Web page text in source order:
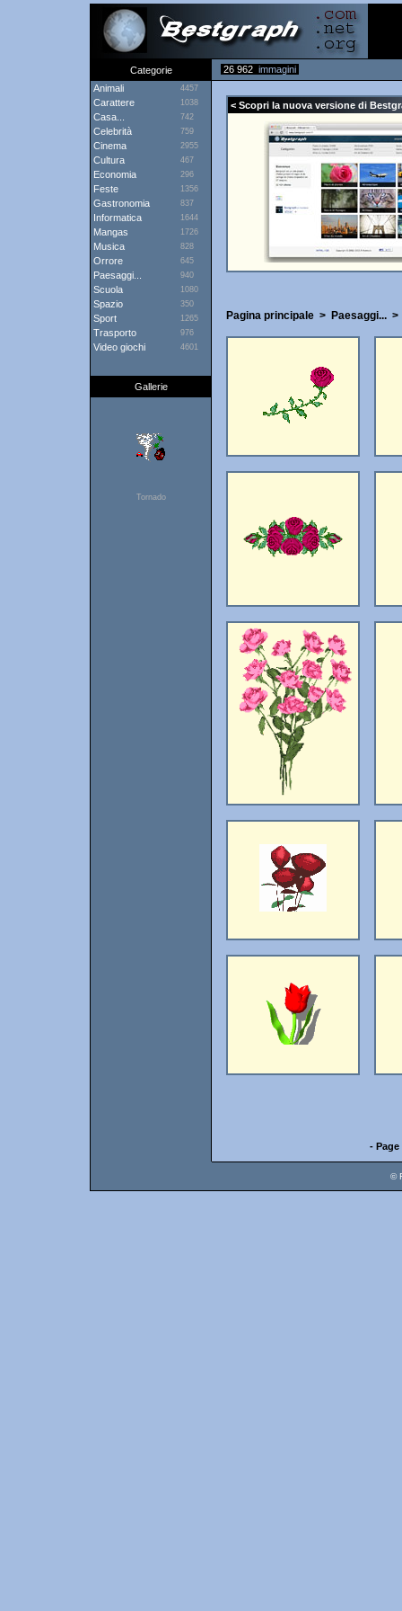
Categorie 26 962 immagini
Animali
4457
Carattere 1038
Casa... 742
Celebrità 759
Cinema 2955
Cultura 467
Economia 296
Feste 1356
Gastronomia 837
Informatica 1644
Mangas 1726
Musica 828
Orrore 645
Paesaggi... 940
Scuola 1080
Spazio 350
Sport 1265
Trasporto 976
Video giochi 4601
Gallerie
Tornado
< Scopri la nuova versione di
Pagina principale > Paesaggi...
- Page
©